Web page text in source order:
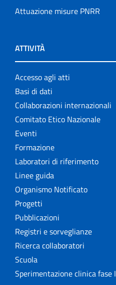
Attuazione misure PNRR
ATTIVITÀ
Accesso agli atti
Basi di dati
Collaborazioni internazionali
Comitato Etico Nazionale
Eventi
Formazione
Laboratori di riferimento
Linee guida
Organismo Notificato
Progetti
Pubblicazioni
Registri e sorveglianze
Ricerca collaboratori
Scuola
Sperimentazione clinica fase I